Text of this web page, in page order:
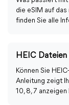
die eSIM auf
finden Sie alle
HEIC Dateien
Können Sie
Anleitung zeigt
10, 8, 7 anzeigen